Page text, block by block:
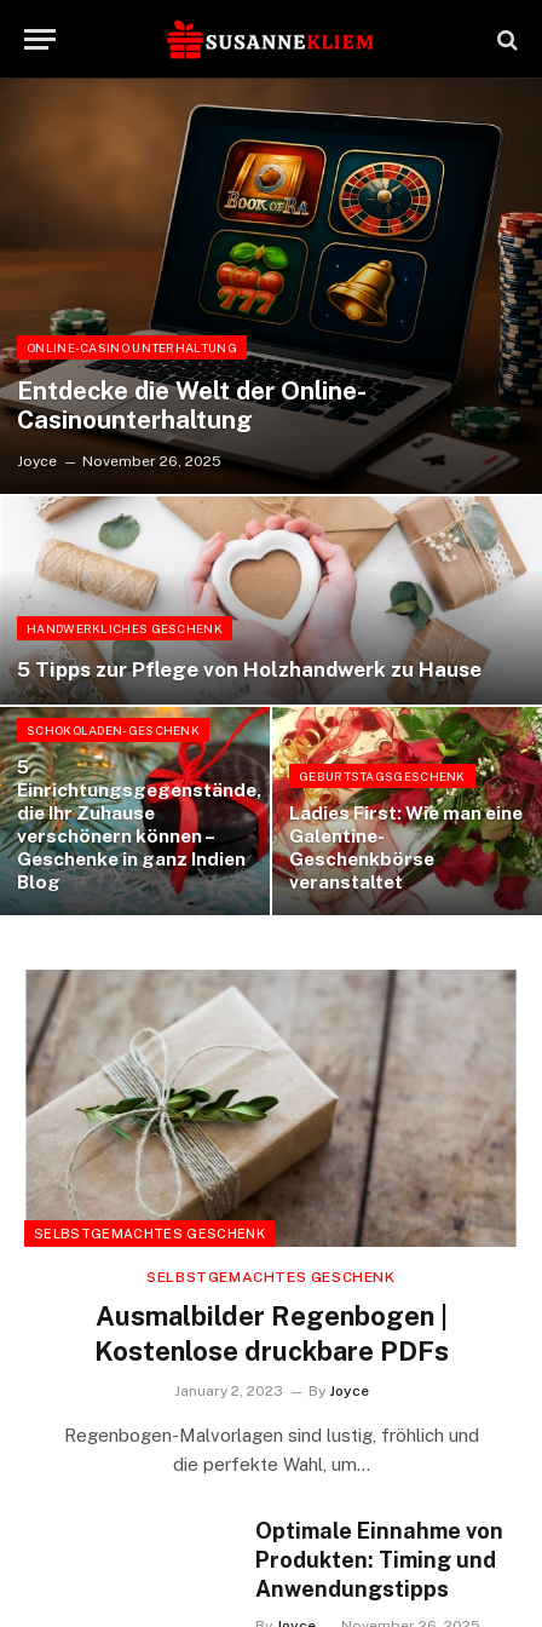
ONLINE-CASINO UNTERHALTUNG
Entdecke die Welt der Online-
Casinounterhaltung
Joyce November 26, 2025
HANDWERKLICHES GESCHENK
5 Tipps zur Pflege von Holzhandwerk zu Hause
SCHOKOLADEN-GESCHENK
5
Einrichtungsgegenstände,
die Ihr Zuhause
verschönern können –
Geschenke in ganz Indien
Blog
GEBURTSTAGSGESCHENK
Ladies First: Wie man eine
Galentine-
Geschenkbörse
veranstaltet
SELBSTGEMACHTES GESCHENK
SELBSTGEMACHTES GESCHENK
Ausmalbilder Regenbogen |
Kostenlose druckbare PDFs
January 2, 2023 By Joyce
Regenbogen-Malvorlagen sind lustig, fröhlich und
die perfekte Wahl, um…
Optimale Einnahme von
Produkten: Timing und
Anwendungstipps